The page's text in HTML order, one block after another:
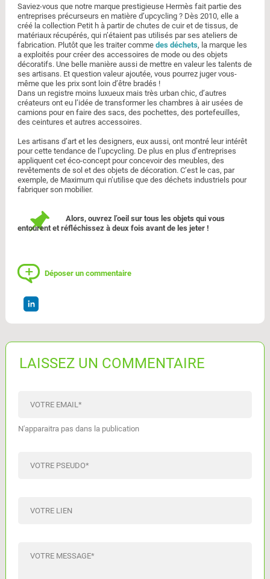
Saviez-vous que notre marque prestigieuse Hermès fait partie des
entreprises précurseurs en matière d’upcycling ? Dès 2010, elle a
créé la collection Petit h à partir de chutes de cuir et de tissus, de
matériaux récupérés, qui n’étaient pas utilisés par ses ateliers de
fabrication. Plutôt que les traiter comme des déchets, la marque les
a exploités pour créer des accessoires de mode ou des objets
décoratifs. Une belle manière aussi de mettre en valeur les talents de
ses artisans. Et question valeur ajoutée, vous pourrez juger vous-
même que les prix sont loin d’être bradés !
Dans un registre moins luxueux mais très urban chic, d’autres
créateurs ont eu l’idée de transformer les chambres à air usées de
camions pour en faire des sacs, des pochettes, des portefeuilles,
des ceintures et autres accessoires.
Les artisans d’art et les designers, eux aussi, ont montré leur intérêt
pour cette tendance de l’upcycling. De plus en plus d’entreprises
appliquent cet éco-concept pour concevoir des meubles, des
revêtements de sol et des objets de décoration. C’est le cas, par
exemple, de Maximum qui n’utilise que des déchets industriels pour
fabriquer son mobilier.
Alors, ouvrez l’oeil sur tous les objets qui vous
entourent et réfléchissez à deux fois avant de les jeter !
Déposer un commentaire
LAISSEZ UN COMMENTAIRE
VOTRE EMAIL*
N'apparaitra pas dans la publication
VOTRE PSEUDO*
VOTRE LIEN
VOTRE MESSAGE*